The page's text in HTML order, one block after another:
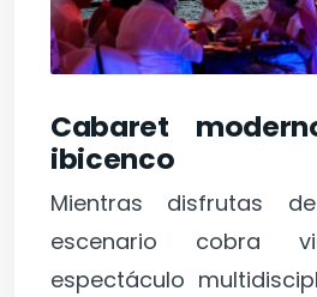
Cabaret
ibicenco
Mientras disfrutas
escenario cobra
espectáculo